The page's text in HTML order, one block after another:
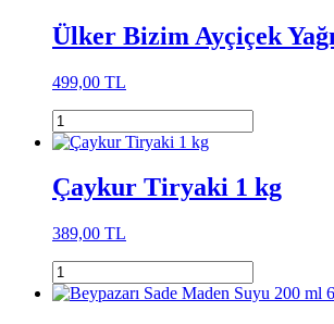
Ülker Bizim Ayçiçek
499,00 TL
Çaykur Tiryaki 1 kg
389,00 TL